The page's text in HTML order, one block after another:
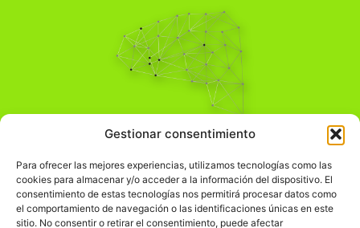
Gestionar consentimiento
Para ofrecer las mejores experiencias, utilizamos tecnologías como las
cookies para almacenar y/o acceder a la información del dispositivo. El
consentimiento de estas tecnologías nos permitirá procesar datos como
el comportamiento de navegación o las identificaciones únicas en este
sitio. No consentir o retirar el consentimiento, puede afectar
Pensamiento Crítico
Comprender el mundo para transformarlo.
Información Legal